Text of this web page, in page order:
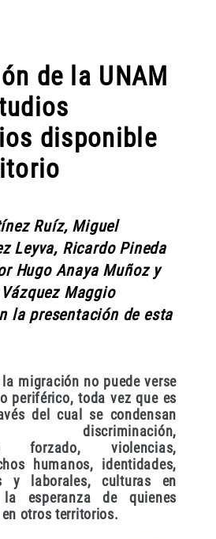
de la UNAM
disponible
Ruíz, Miguel
Leyva, Ricardo Pineda
Hugo Anaya Muñoz y
Maggio
la presentación de esta
migración no puede verse
periférico, toda vez que es
del cual se condensan
discriminación,
forzado, violencias,
humanos, identidades,
y laborales, culturas en
esperanza de quienes
otros territorios.